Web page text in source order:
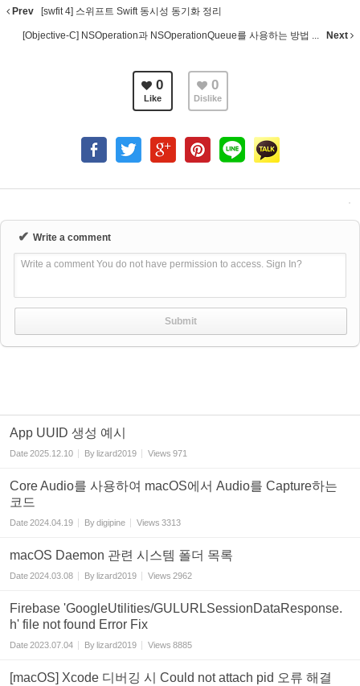
Prev [swfit 4] 스위프트 Swift 동시성 동기화 정리
[Objective-C] NSOperation과 NSOperationQueue를 사용하는 방법 ... Next
0
Like
0
Dislike
✔ Write a comment
Write a comment You do not have permission to access. Sign In?
App UUID 생성 예시
Date2025.12.10 By lizard2019 Views 971
Core Audio를 사용하여 macOS에서 Audio를 Capture하는
코드
Date2024.04.19 Bydigipine Views 3313
macOS Daemon 관련 시스템 폴더 목록
Date2024.03.08 By lizard2019 Views 2962
Firebase 'GoogleUtilities/GULURLSessionDataResponse.
h' file not found Error Fix
Date2023.07.04 By lizard2019 Views 8885
[macOS] Xcode 디버깅 시 Could not attach pid 오류 해결